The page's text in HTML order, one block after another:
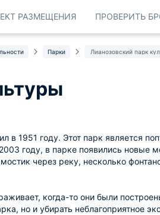
ПРОВЕРИТЬ
РАЗМЕЩЕНИЯ
Парки Лианозовский парк
в 1951 году. Этот парк является
году, в парке появились новые
через реку, несколько
когда-то они были
но и убирать неблагоприятное